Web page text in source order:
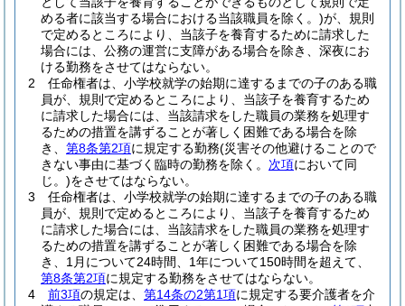
める者に該当する場合における当該職員を除く。)が、規則
で定めるところにより、当該子を養育するために請求した
場合には、公務の運営に支障がある場合を除き、深夜にお
ける勤務をさせてはならない。
2
任命権者は、小学校就学の始期に達するまでの子のある職
員が、規則で定めるところにより、当該子を養育するため
に請求した場合には、当該請求をした職員の業務を処理す
るための措置を講ずることが著しく困難である場合を除
き、 第8条第2項に規定する勤務(災害その他避けることので
きない事由に基づく臨時の勤務を除く。 次項において同
じ。)をさせてはならない。
3
任命権者は、小学校就学の始期に達するまでの子のある職
員が、規則で定めるところにより、当該子を養育するため
に請求した場合には、当該請求をした職員の業務を処理す
るための措置を講ずることが著しく困難である場合を除
き、1月について24時間、1年について150時間を超えて、
第8条第2項に規定する勤務をさせてはならない。
4
前3項の規定は、 第14条の2第1項に規定する要介護者を介